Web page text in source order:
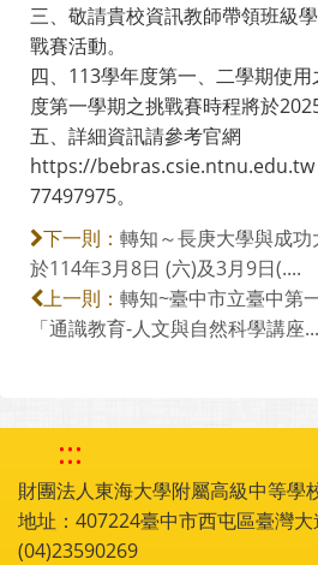
三、敬請貴校資訊教師帶領班級
戰賽活動。
四、113學年度第一、二學期使
度第一學期之挑戰賽時程將於
五、詳細資訊請參考官網
https://bebras.csie.ntnu.edu.tw
77497975。
下一則： 轉知～長庚大學與成
於114年3月8日 (六)及3月9日(....
上一則： 轉知~臺中市立臺中第
「通識教育-人文與自然科學講座
:::
財團法人東海大學附屬高級中等學
地址：407224臺中市西屯區臺灣大
(04)23590269